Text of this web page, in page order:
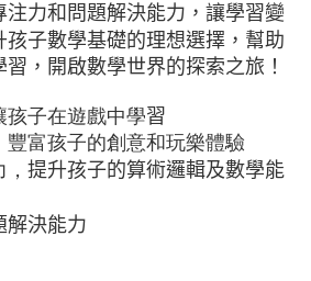
力和問題解決能力，讓學習變
子數學基礎的理想選擇，幫助
，開啟數學世界的探索之旅！
孩子在遊戲中學習
豐富孩子的創意和玩樂體驗
提升孩子的算術邏輯及數學能
解決能力